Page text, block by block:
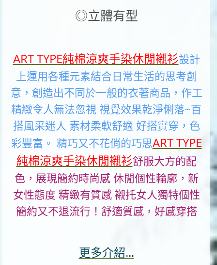
◎立體有型
ART TYPE純棉涼爽手染休閒襯衫設計
上運用各種元素結合日常生活的思考創
意，創造出不同於一般的衣著商品，作工
精緻令人無法忽視 視覺效果乾淨俐落~百
搭風采迷人 素材柔軟舒適 好搭實穿，色
彩豐富。 精巧又不花俏的巧思ART TYPE
純棉涼爽手染休閒襯衫舒服大方的配
色，展現簡約時尚感 休閒個性輪廓，新
女性態度 精緻有質感 襯托女人獨特個性
簡約又不退流行！舒適質感，好感穿搭
更多介紹...